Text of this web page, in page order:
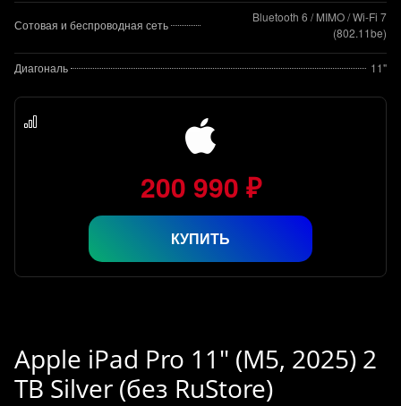
Сотовая и беспроводная сеть
Bluetooth 6 / MIMO / Wi‑Fi 7
(802.11be)
Диагональ 11"
200 990 ₽
КУПИТЬ
Apple iPad Pro 11" (M5, 2025) 2
TB Silver (без RuStore)